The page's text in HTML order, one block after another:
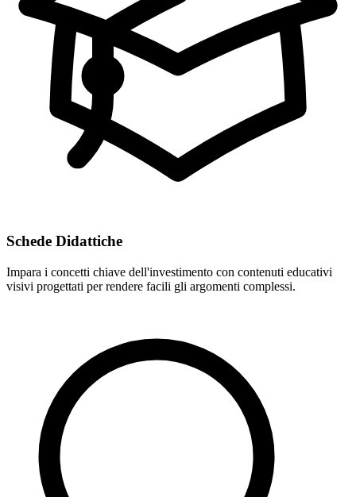
Schede Didattiche
Impara i concetti chiave dell'investimento con contenuti educativi
visivi progettati per rendere facili gli argomenti complessi.